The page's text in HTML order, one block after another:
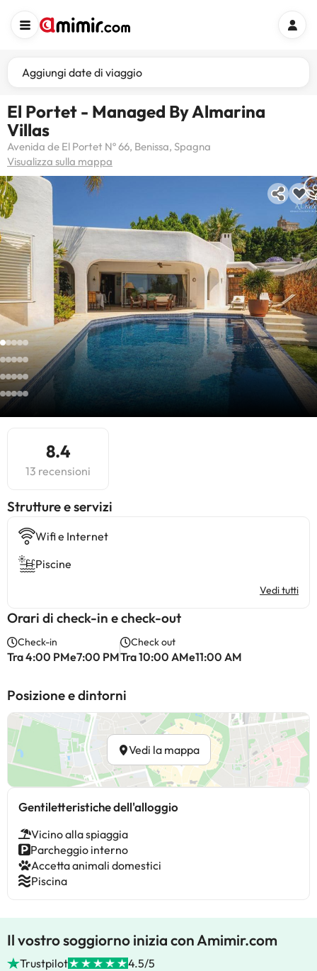
Aggiungi date di viaggio
El Portet - Managed By Almarina
Villas
Avenida de El Portet Nº 66, Benissa, Spagna
Visualizza sulla mappa
8.4
13 recensioni
​Strutture e servizi
Wifi e Internet
Piscine
Vedi tutti
Orari di check-in e check-out
Check-in
Tra 4:00 PMe7:00 PM
Check out
Tra 10:00 AMe11:00 AM
Posizione e dintorni
Vedi la mappa
Gentiletteristiche dell'alloggio
Vicino alla spiaggia
Parcheggio interno
Accetta animali domestici
Piscina
Il vostro soggiorno inizia con Amimir.com
Trustpilot 4.5/5